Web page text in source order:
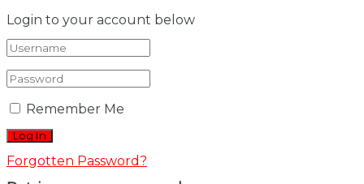
Login to your account below
Remember Me
Forgotten Password?